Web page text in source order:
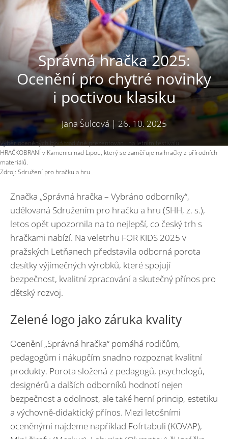
Správná hračka 2025:
Ocenění pro chytré novinky
i poctivou klasiku
Jana Šulcová | 26. 10. 2025
Výběr oceněných bývá tradičně prezentován i na letním festivalu
HRAČKOBRANÍ v Kamenici nad Lipou, který se zaměřuje na hračky z přírodních
materiálů.
Zdroj: Sdružení pro hračku a hru
Značka „Správná hračka – Vybráno odborníky“,
udělovaná Sdružením pro hračku a hru (SHH, z. s.),
letos opět upozornila na to nejlepší, co český trh s
hračkami nabízí. Na veletrhu FOR KIDS 2025 v
pražských Letňanech představila odborná porota
desítky výjimečných výrobků, které spojují
bezpečnost, kvalitní zpracování a skutečný přínos pro
dětský rozvoj.
Zelené logo jako záruka kvality
Ocenění „Správná hračka“ pomáhá rodičům,
pedagogům i nákupčím snadno rozpoznat kvalitní
produkty. Porota složená z pedagogů, psychologů,
designérů a dalších odborníků hodnotí nejen
bezpečnost a odolnost, ale také herní princip, estetiku
a výchovně-didaktický přínos. Mezi letošními
oceněnými najdeme například Fofrtabuli (KOVAP),